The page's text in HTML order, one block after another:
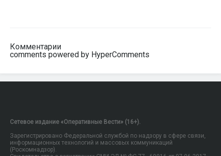
Комментарии
comments powered by HyperComments
Сетевое издание «Оперативные Вести» (16+).
Зарегистрировано Федеральной службой по надзору в сфере связи,
информационных технологий и массовых коммуникаций
(Роскомнадзор).